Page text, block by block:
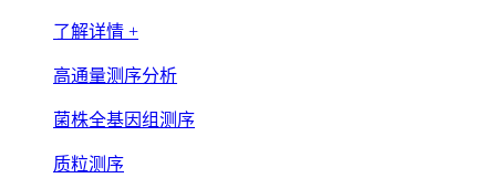
了解详情 +
高通量测序分析
菌株全基因组测序
质粒测序